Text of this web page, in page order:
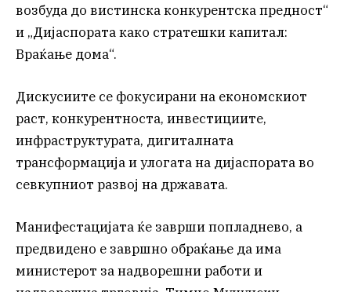
возбуда до вистинска конкурентска предност“
и „Дијаспората како стратешки капитал:
Враќање дома“.
Дискусиите се фокусирани на економскиот
раст, конкурентноста, инвестициите,
инфраструктурата, дигиталната
трансформација и улогата на дијаспората во
севкупниот развој на државата.
Манифестацијата ќе заврши попладнево, а
предвидено е завршно обраќање да има
министерот за надворешни работи и